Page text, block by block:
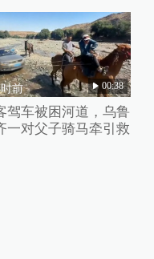
前 00:38
驾车被困河道，乌鲁
一对父子骑马牵引救